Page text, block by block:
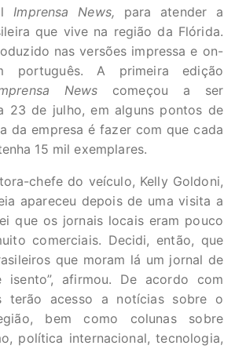
Imprensa News, para atender a
que vive na região da Flórida.
nas versões impressa e on-
português. A primeira edição
News começou a ser
23 de julho, em alguns pontos de
da empresa é fazer com que cada
15 mil exemplares.
chefe do veículo, Kelly Goldoni,
apareceu depois de uma visita a
que os jornais locais eram pouco
comerciais. Decidi, então, que
que moram lá um jornal de
isento”, afirmou. De acordo com
terão acesso a notícias sobre o
bem como colunas sobre
política internacional, tecnologia,